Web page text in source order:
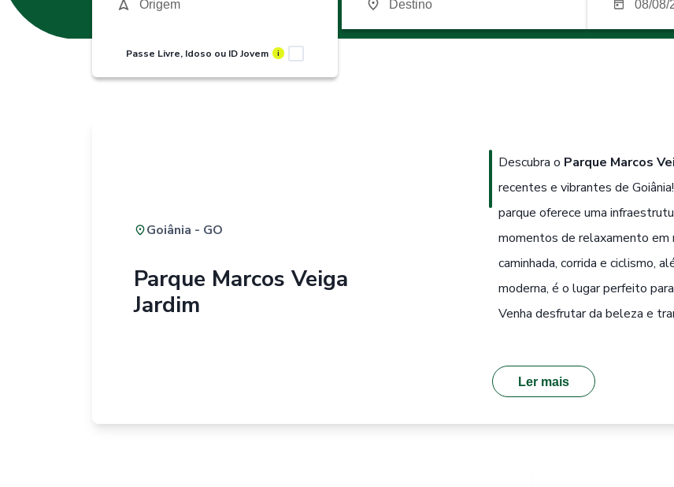
Passe Livre, Idoso ou ID Jovem i
Goiânia - GO
Parque Marcos Veiga
Jardim
Descubra o Parque Marcos
recentes e vibrantes de
parque oferece uma
momentos de relaxamento em
caminhada, corrida e ciclismo,
moderna, é o lugar perfeito
Venha desfrutar da beleza e
Ler mais